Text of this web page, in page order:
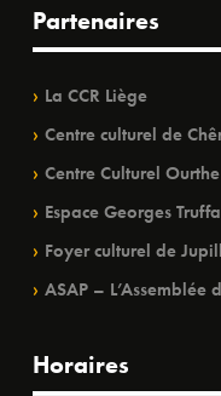
Partenaires
La CCR Liège
Centre culturel de
Centre Culturel
Espace Georges
Foyer culturel de
ASAP – L’Assemblée
Horaires